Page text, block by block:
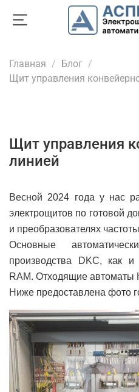
Главная
Блог
Щит управления
Щит управления
линией
Весной 2024 года у нас
электрощитов по готовой
и преобразователях
Основные
производства DKC, как
RAM. Отходящие автоматы
Ниже предоставлена фото